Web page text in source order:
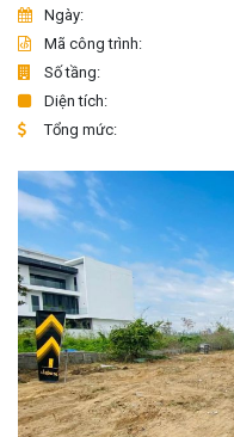
Ngày:
Mã công trình:
Số tầng:
Diện tích:
Tổng mức: